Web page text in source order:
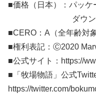
■価格（日本）：パッケ
ダウンロード
■CERO：A（全年齢対象
■権利表記：Ⓒ2020
■公式サイト：https://
■「牧場物語」公式
https://twitter.com/